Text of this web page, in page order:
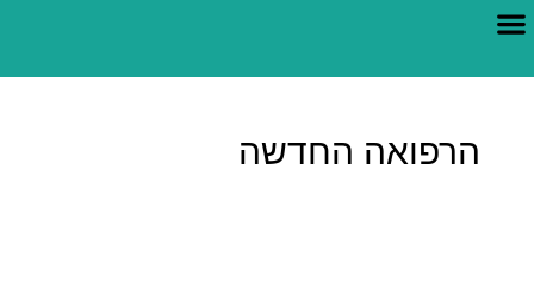
הרפואה החדשה